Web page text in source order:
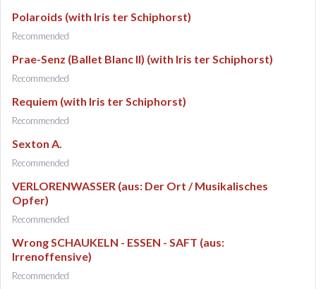
Polaroids (with Iris ter Schiphorst)
Recommended
Prae-Senz (Ballet Blanc II) (with Iris ter Schiphorst)
Recommended
Requiem (with Iris ter Schiphorst)
Recommended
Sexton A.
Recommended
VERLORENWASSER (aus: Der Ort / Musikalisches
Opfer)
Recommended
Wrong SCHAUKELN - ESSEN - SAFT (aus:
Irrenoffensive)
Recommended